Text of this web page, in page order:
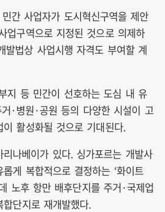
간 사업자가 도시혁신구역을 제안
업구역으로 지정된 것으로 의제하
발법상 사업시행 자격도 부여할 계
지 등 민간이 선호하는 도심 내 유
·병원·공원 등의 다양한 시설이 고
활성화될 것으로 기대된다.
나베이가 있다. 싱가포르는 개발사
게 복합적으로 결정하는 ‘화이트
노후 항만 배후단지를 주거·국제업
단지로 재개발했다.